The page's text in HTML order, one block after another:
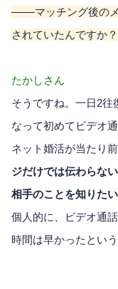
───マッチング後の
されていたんですか？
たかしさん
そうですね。一日2往
なって初めてビデオ
ネット婚活が当たり
ジだけでは伝わらな
相手のことを知りたい
個人的に、ビデオ通
時間は早かったとい